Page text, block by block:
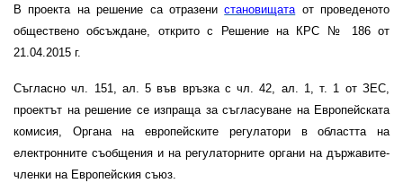
В проекта на решение са отразенистановищата от проведеното
обществено обсъждане, открито с Решение на КРС № 186 от
21.04.2015 г.
Съгласно чл. 151, ал. 5 във връзка с чл. 42, ал. 1, т. 1 от ЗЕС,
проектът на решение се изпраща за съгласуване на Европейската
комисия, Органа на европейските регулатори в областта на
електронните съобщения и на регулаторните органи на държавите-
членки на Европейския съюз.